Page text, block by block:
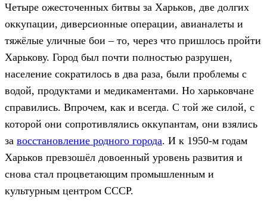
Четыре ожесточенных битвы за Харьков, две долгих
оккупации, диверсионные операции, авианалеты и
тяжёлые уличные бои – то, через что пришлось пройти
Харькову. Город был почти полностью разрушен,
население сократилось в два раза, были проблемы с
водой, продуктами и медикаментами. Но харьковчане
справились. Впрочем, как и всегда. С той же силой, с
которой они сопротивлялись оккупантам, они взялись
за восстановление родного города. И к 1950-м годам
Харьков превзошёл довоенный уровень развития и
снова стал процветающим промышленным и
культурным центром СССР.